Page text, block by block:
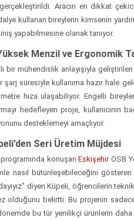
Aracın en dikkat
kullanan bireylerin kimsenin
yapabilmesine olanak tanıyor.
Menzil ve Ergonomik
bir mühendislik anlayışıyla
şarj süresiyle kullanıma hazır hale
hıza ulaşabiliyor. Engelli
hedefleyen proje, kullanıcının
desteklemeyi amaçlıyor.
Seri Üretim Müjdesi
programında konuşanEskişehirOSB
nasıl bütünleşebileceğini
diyen Küpeli, öğrencilerin
olduğunu belirtti. Bu projenin
bu tür yenilikçi ürünlerin